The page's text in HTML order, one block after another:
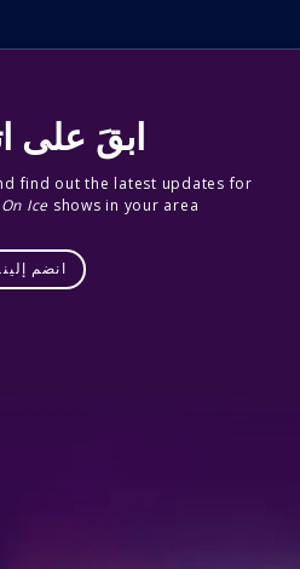
ابقَ على
find out the latest updates for
Ice shows in your area.
انضم